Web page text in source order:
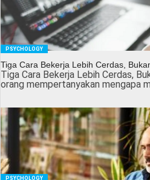
PSYCHOLOGY
Tiga Cara Bekerja Lebih Cerdas,
Tiga Cara Bekerja Lebih Cerdas,
orang mempertanyakan mengapa
PSYCHOLOGY